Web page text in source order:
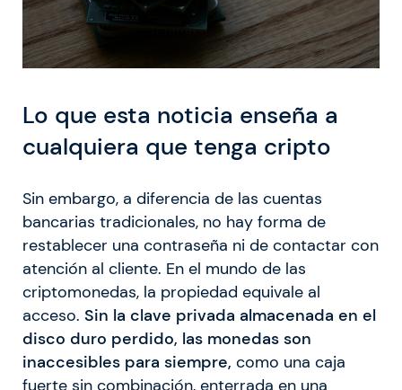
Lo que esta noticia enseña a
cualquiera que tenga cripto
Sin embargo, a diferencia de las cuentas
bancarias tradicionales, no hay forma de
restablecer una contraseña ni de contactar con
atención al cliente. En el mundo de las
criptomonedas, la propiedad equivale al
acceso. Sin la clave privada almacenada en el
disco duro perdido, las monedas son
inaccesibles para siempre, como una caja
fuerte sin combinación, enterrada en una